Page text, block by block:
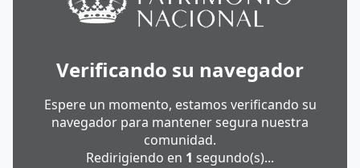
Verificando su navegador
Espere un momento, estamos verificando su
navegador para mantener segura nuestra
comunidad.
Redirigiendo en 1 segundo(s)...